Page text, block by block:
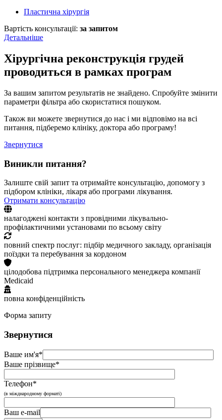
Пластична хірургія
Вартість консультації: за запитом
Детальніше
Хірургічна реконструкція грудей
проводиться в рамках програм
За вашим запитом результатів не знайдено. Спробуйте змінити
параметри фільтра або скористатися пошуком.
Також ви можете звернутися до нас і ми відповімо на всі
питання, підберемо клініку, доктора або програму!
Звернутися
Виникли питання?
Залиште свій запит та отримайте консультацію, допомогу з
підбором клініки, лікаря або програми лікування.
Отримати консультацію
налагоджені контакти з провідними лікувально-
профілактичними установами по всьому світу
повний спектр послуг: підбір медичного закладу, організація
поїздки та перебування за кордоном
цілодобова підтримка персонального менеджера компанії
Medicaid
повна конфіденційність
Форма запиту
Звернутися
Ваше им'я*
Ваше прізвище*
Телефон*
(в міжднародному форматі)
Ваш e-mail